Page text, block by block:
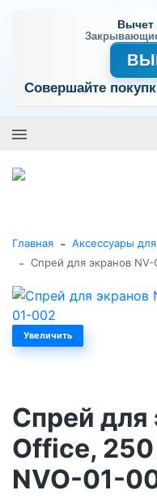
Вычет
Совершайте
Главная - Аксессуары
- Спрей для экранов
Увеличить
Спрей для
Office,
NVO-01-